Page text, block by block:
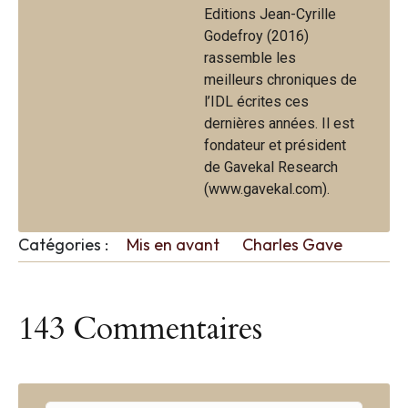
Editions Jean-Cyrille
Godefroy (2016)
rassemble les
meilleurs chroniques de
l’IDL écrites ces
dernières années. Il est
fondateur et président
de Gavekal Research
(www.gavekal.com).
Catégories : Mis en avant Charles Gave
143 Commentaires